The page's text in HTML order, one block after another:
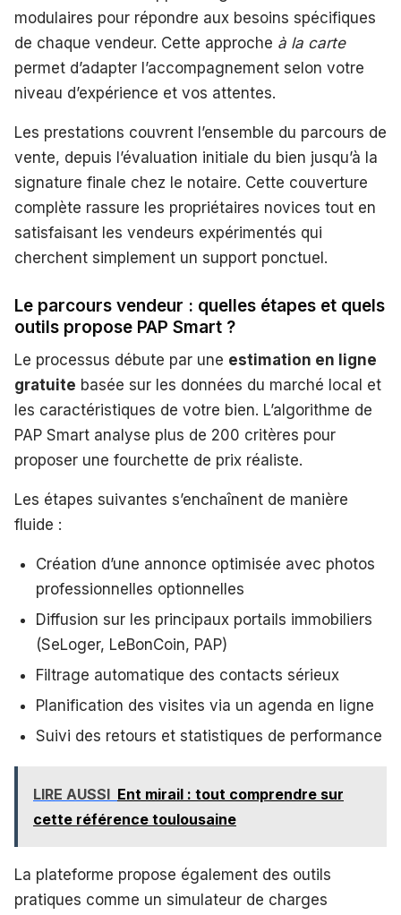
modulaires pour répondre aux besoins spécifiques
de chaque vendeur. Cette approche à la carte
permet d’adapter l’accompagnement selon votre
niveau d’expérience et vos attentes.
Les prestations couvrent l’ensemble du parcours de
vente, depuis l’évaluation initiale du bien jusqu’à la
signature finale chez le notaire. Cette couverture
complète rassure les propriétaires novices tout en
satisfaisant les vendeurs expérimentés qui
cherchent simplement un support ponctuel.
Le parcours vendeur : quelles étapes et quels
outils propose PAP Smart ?
Le processus débute par une estimation en ligne
gratuite basée sur les données du marché local et
les caractéristiques de votre bien. L’algorithme de
PAP Smart analyse plus de 200 critères pour
proposer une fourchette de prix réaliste.
Les étapes suivantes s’enchaînent de manière
fluide :
Création d’une annonce optimisée avec photos
professionnelles optionnelles
Diffusion sur les principaux portails immobiliers
(SeLoger, LeBonCoin, PAP)
Filtrage automatique des contacts sérieux
Planification des visites via un agenda en ligne
Suivi des retours et statistiques de performance
LIRE AUSSI Ent mirail : tout comprendre sur
cette référence toulousaine
La plateforme propose également des outils
pratiques comme un simulateur de charges